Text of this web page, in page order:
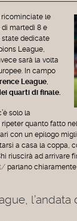
ricominciate le
di martedì 8 e
state dedicate
League,
sarà la volta
In campo
League
quarti di finale.
solo la
quanto fatto
con un epilogo
a casa la coppa,
riuscirà ad arrivare
parlano